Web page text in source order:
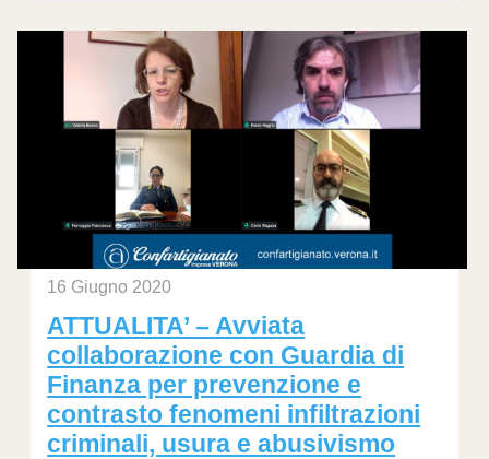
16 Giugno 2020
ATTUALITA’ – Avviata
collaborazione con Guardia di
Finanza per prevenzione e
contrasto fenomeni infiltrazioni
criminali, usura e abusivismo